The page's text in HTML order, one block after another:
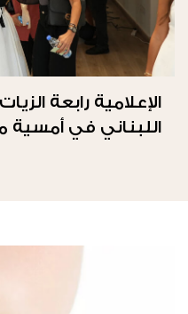
الإعلامية رابعة
اللبناني في أمسية